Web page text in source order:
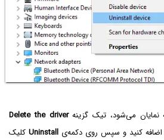
نمایان می‌شود، تیک گزینهDelete the driver
اضافه کنید و سپس روی دکمه‌ی Uninstall کلیک